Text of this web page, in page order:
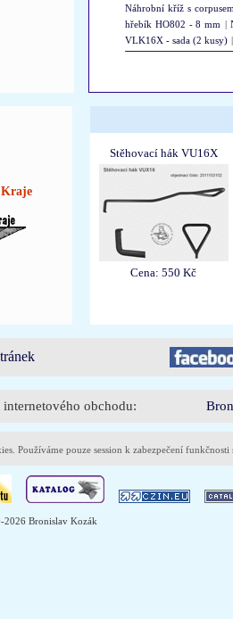
Náhrobní kříž s
hřebík HO802 - 8 mm |
VLK16X - sada (2 kusy)
Stěhovací hák VU16X
Cena: 550 Kč
obchodu:
Používáme pouze session k zabezpečení
2026 Bronislav Kozák